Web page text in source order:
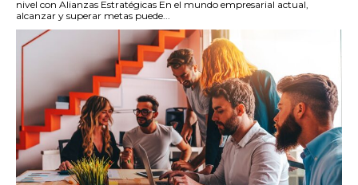
nivel con Alianzas Estratégicas En el mundo empresarial actual,
alcanzar y superar metas puede...